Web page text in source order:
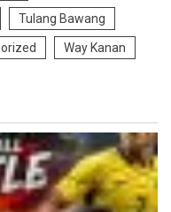
Tulang Bawang
Way Kanan